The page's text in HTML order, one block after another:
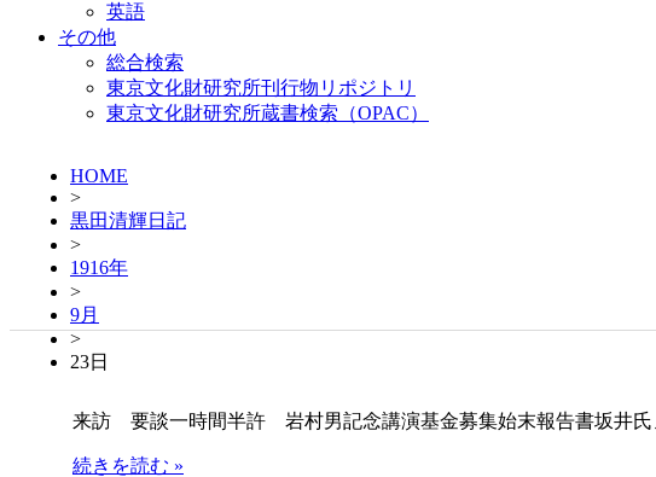
英語
その他
総合検索
東京文化財研究所刊行物リポジトリ
東京文化財研究所蔵書検索（OPAC）
HOME
>
黒田清輝日記
>
1916年
>
9月
>
23日
来訪 要談一時間半許 岩村男記念講演基金募集始末報告書坂井氏
続きを読む »